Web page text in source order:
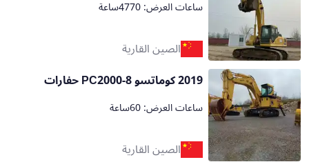
ساعات العرض: 4770ساعة
الصين القارية
2019 كوماتسو PC2000-8 حفارات
ساعات العرض: 60ساعة
الصين القارية